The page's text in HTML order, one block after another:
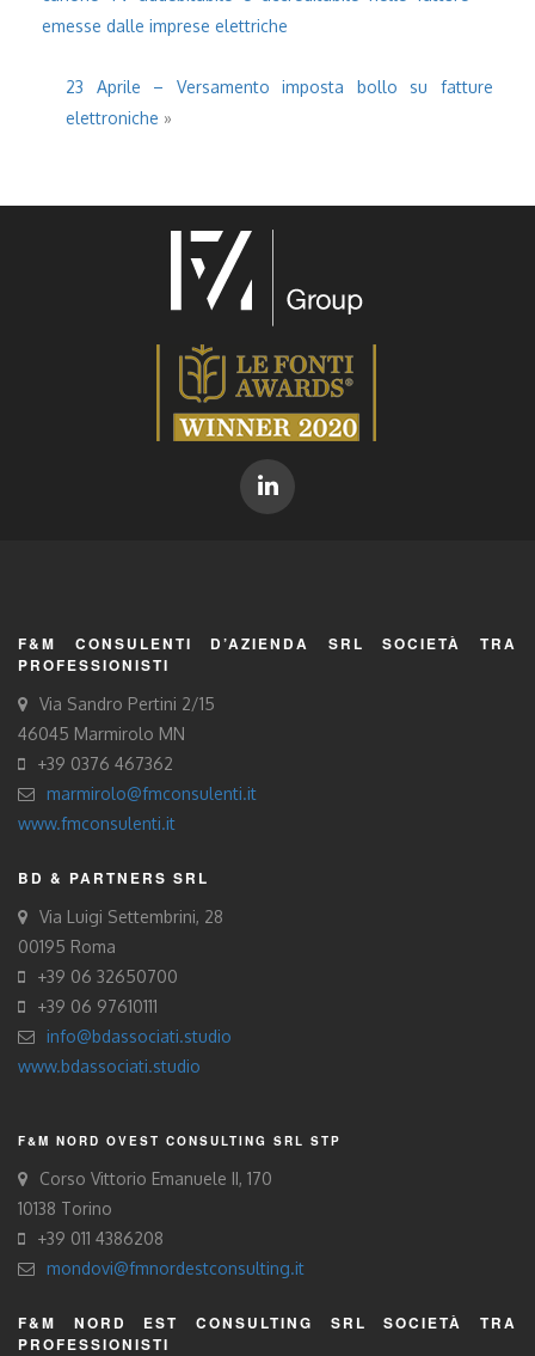
emesse dalle imprese elettriche
23 Aprile – Versamento imposta bollo su fatture
elettroniche »
F&M CONSULENTI D’AZIENDA SRL SOCIETÀ TRA
PROFESSIONISTI
Via Sandro Pertini 2/15
46045 Marmirolo MN
+39 0376 467362
marmirolo@fmconsulenti.it
www.fmconsulenti.it
BD & PARTNERS SRL
Via Luigi Settembrini, 28
00195 Roma
+39 06 32650700
+39 06 97610111
info@bdassociati.studio
www.bdassociati.studio
F&M NORD OVEST CONSULTING SRL STP
Corso Vittorio Emanuele II, 170
10138 Torino
+39 011 4386208
mondovi@fmnordestconsulting.it
F&M NORD EST CONSULTING SRL SOCIETÀ TRA
PROFESSIONISTI